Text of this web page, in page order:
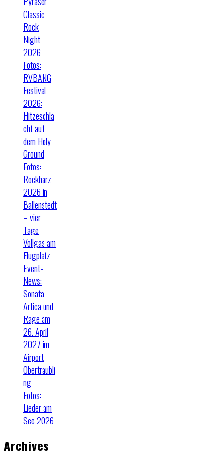
Classic
Rock
Night
2026
Fotos:
RVBANG
Festival
2026:
Hitzeschla
cht auf
dem Holy
Ground
Fotos:
Rockharz
2026 in
Ballenstedt
– vier
Tage
Vollgas am
Flugplatz
Event-
News:
Sonata
Artica und
Rage am
26. April
2027 im
Airport
Obertraubli
ng
Fotos:
Lieder am
See 2026
Archives